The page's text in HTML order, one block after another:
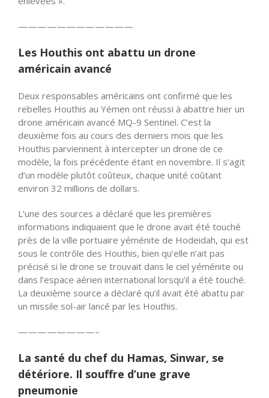
————————————
Les Houthis ont abattu un drone
américain avancé
Deux responsables américains ont confirmé que les
rebelles Houthis au Yémen ont réussi à abattre hier un
drone américain avancé MQ-9 Sentinel. C’est la
deuxième fois au cours des derniers mois que les
Houthis parviennent à intercepter un drone de ce
modèle, la fois précédente étant en novembre. Il s’agit
d’un modèle plutôt coûteux, chaque unité coûtant
environ 32 millions de dollars.
L’une des sources a déclaré que les premières
informations indiquaient que le drone avait été touché
près de la ville portuaire yéménite de Hodeidah, qui est
sous le contrôle des Houthis, bien qu’elle n’ait pas
précisé si le drone se trouvait dans le ciel yéménite ou
dans l’espace aérien international lorsqu’il a été touché.
La deuxième source a déclaré qu’il avait été abattu par
un missile sol-air lancé par les Houthis.
————————–
La santé du chef du Hamas, Sinwar, se
détériore. Il souffre d’une grave
pneumonie